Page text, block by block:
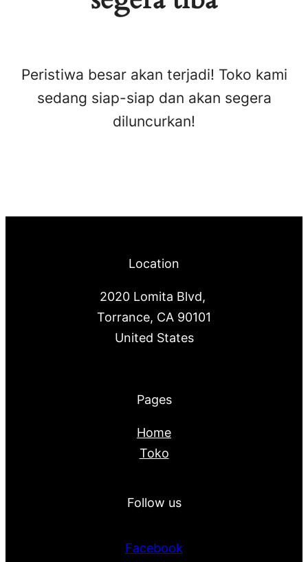
Peristiwa besar akan terjadi! Toko kami
sedang siap-siap dan akan segera
diluncurkan!
Location
2020 Lomita Blvd,
Torrance, CA 90101
United States
Pages
Home
Toko
Follow us
Facebook